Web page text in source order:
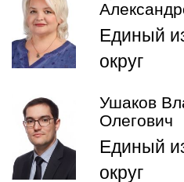
Единый
округ
Ушаков
Олегович
Единый
округ